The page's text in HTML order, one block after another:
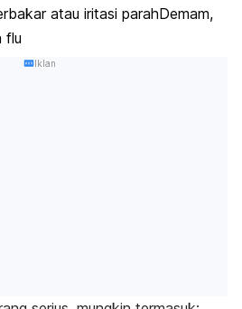
atau iritasi parahDemam,
flu
Iklan